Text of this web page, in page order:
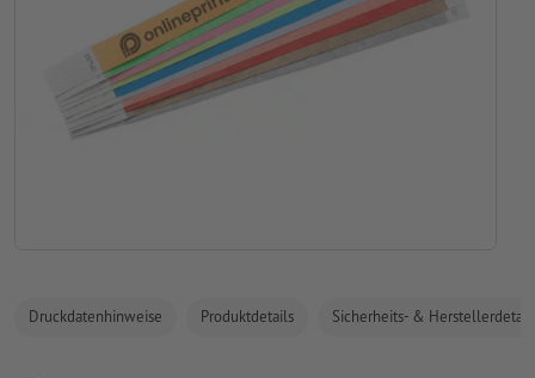
Druckdatenhinweise Produktdetails Sicherheits- &